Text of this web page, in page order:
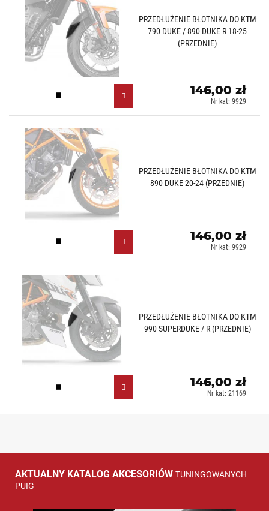
PRZEDŁUŻENIE BŁOTNIKA DO KTM
790 DUKE / 890 DUKE R 18-25
(PRZEDNIE)
Czarny (N)
146,00 zł
Nr kat: 9929
PRZEDŁUŻENIE BŁOTNIKA DO KTM
890 DUKE 20-24 (PRZEDNIE)
Czarny (N)
146,00 zł
Nr kat: 9929
PRZEDŁUŻENIE BŁOTNIKA DO KTM
990 SUPERDUKE / R (PRZEDNIE)
Czarny (N)
146,00 zł
Nr kat: 21169
AKTUALNY KATALOG AKCESORIÓW TUNINGOWANYCH
PUIG